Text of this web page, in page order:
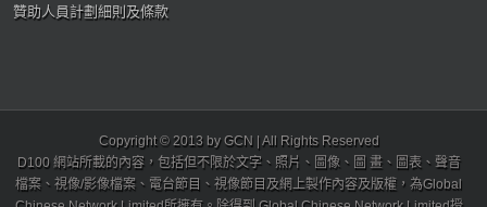
贊助人員計劃細則及條款
Copyright © 2013 by GCN | All Rights Reserved
D100 網站所載的內容，包括但不限於文字、照片、圖像、圖 畫、圖表、聲音
檔案、視像/影像檔案、電台節目、視像節目及網上製作內容及版權，為Global